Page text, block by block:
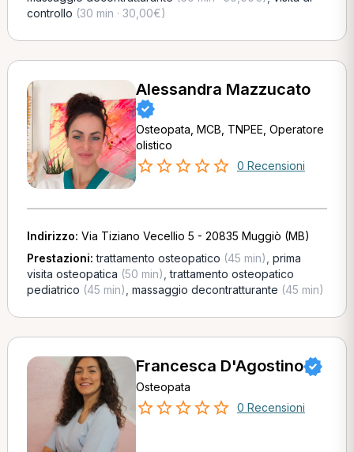
controllo (30 min · 30,00€)
Alessandra Mazzucato
Osteopata, MCB, TNPEE, Operatore
olistico
0 Recensioni
Indirizzo: Via Tiziano Vecellio 5 - 20835 Muggiò (MB)
Prestazioni:trattamento osteopatico (45 min) prima
visita osteopatica (50 min) ,trattamento osteopatico
pediatrico (45 min) massaggio decontratturante (45 min)
Francesca D'Agostino
Osteopata
0 Recensioni